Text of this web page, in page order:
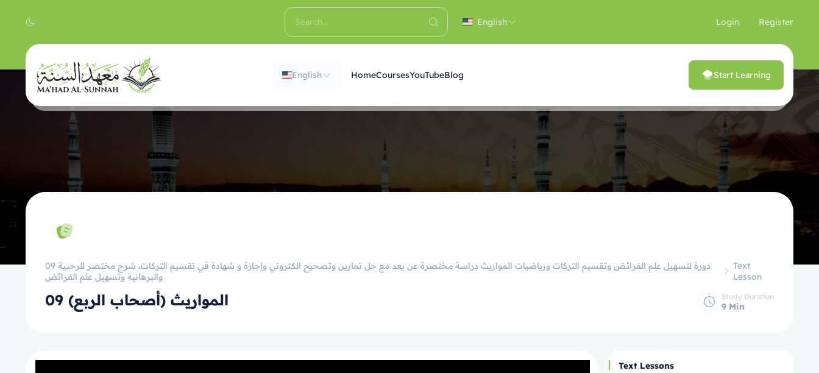
English Login Register
English HomeCoursesYouTubeBlog Start Learning
09 دورة لتسهيل علم الفرائض وتقسيم التركات ورياضيات المواريث دراسة مختصرة عن بعد مع حل تمارين وتصحيح الكتروني وإجازة و شهادة في تقسيم التركات، شرح مختصر للرحبية
والبرهانية وتسهيل علم الفرائض
Text
Lesson
09 المواريث (أصحاب الربع) Study Duration
9 Min
Text Lessons